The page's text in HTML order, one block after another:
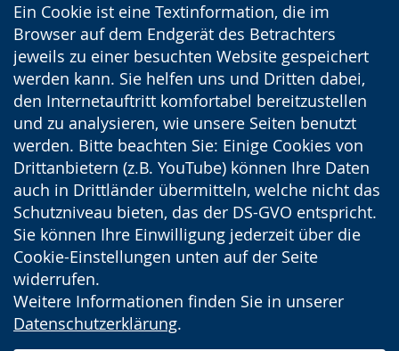
Ein Cookie ist eine Textinformation, die im
Browser auf dem Endgerät des Betrachters
jeweils zu einer besuchten Website gespeichert
werden kann. Sie helfen uns und Dritten dabei,
den Internetauftritt komfortabel bereitzustellen
und zu analysieren, wie unsere Seiten benutzt
werden. Bitte beachten Sie: Einige Cookies von
Drittanbietern (z.B. YouTube) können Ihre Daten
auch in Drittländer übermitteln, welche nicht das
Schutzniveau bieten, das der DS-GVO entspricht.
Sie können Ihre Einwilligung jederzeit über die
Cookie-Einstellungen unten auf der Seite
widerrufen.
Weitere Informationen finden Sie in unserer
Datenschutzerklärung.